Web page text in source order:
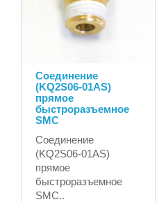
Соединение
(KQ2S06-01AS)
прямое
быстроразъемное
SMC
Соединение
(KQ2S06-01AS)
прямое
быстроразъемное
SMC..